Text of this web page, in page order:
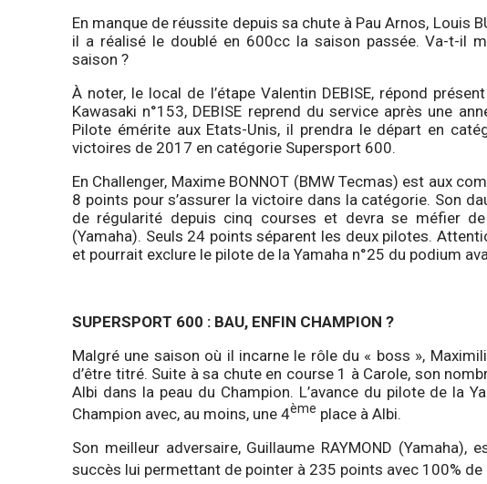
En manque de réussite depuis sa chute à Pau Arnos, Louis
il a réalisé le doublé en 600cc la saison passée. Va-t-il
saison ?
À noter, le local de l’étape Valentin DEBISE, répond
Kawasaki n°153, DEBISE reprend du service après une
Pilote émérite aux Etats-Unis, il prendra le départ en
victoires de 2017 en catégorie Supersport 600.
En Challenger, Maxime BONNOT (BMW Tecmas) est aux
8 points pour s’assurer la victoire dans la catégorie. Son
de régularité depuis cinq courses et devra se méfier de
(Yamaha). Seuls 24 points séparent les deux pilotes.
et pourrait exclure le pilote de la Yamaha n°25 du podium
SUPERSPORT 600 : BAU, ENFIN CHAMPION ?
Malgré une saison où il incarne le rôle du « boss »,
d’être titré. Suite à sa chute en course 1 à Carole, son
Albi dans la peau du Champion. L’avance du pilote de la
Champion avec, au moins, une 4ème place à Albi.
Son meilleur adversaire, Guillaume RAYMOND (Yamaha),
succès lui permettant de pointer à 235 points avec 100%